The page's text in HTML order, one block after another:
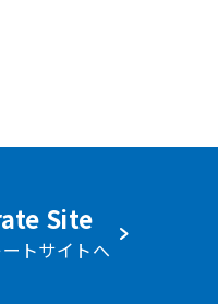
Site
トサイトへ